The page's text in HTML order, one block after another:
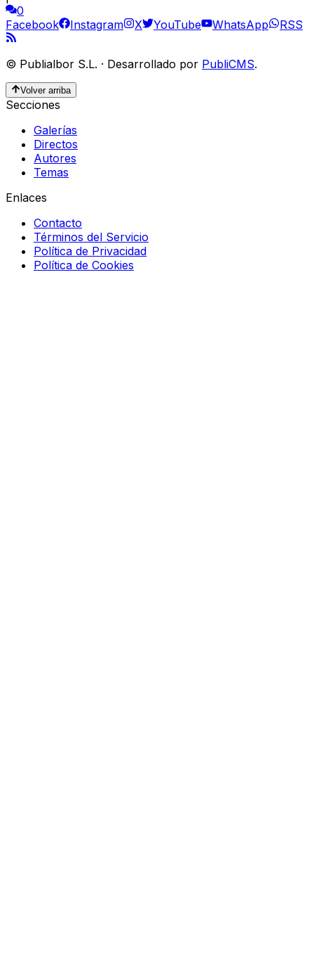
0
Facebook
Instagram X YouTube WhatsApp RSS
© Publialbor S.L. · Desarrollado por PubliCMS.
Volver arriba
Secciones
Galerías
Directos
Autores
Temas
Enlaces
Contacto
Términos del Servicio
Política de Privacidad
Política de Cookies